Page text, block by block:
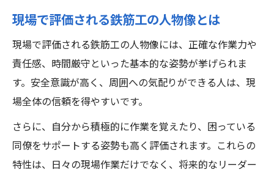
現場で評価される鉄筋工の人物像とは
現場で評価される鉄筋工の人物像には、正確な作業力や
責任感、時間厳守といった基本的な姿勢が挙げられま
す。安全意識が高く、周囲への気配りができる人は、現
場全体の信頼を得やすいです。
さらに、自分から積極的に作業を覚えたり、困っている
同僚をサポートする姿勢も高く評価されます。これらの
特性は、日々の現場作業だけでなく、将来的なリーダー